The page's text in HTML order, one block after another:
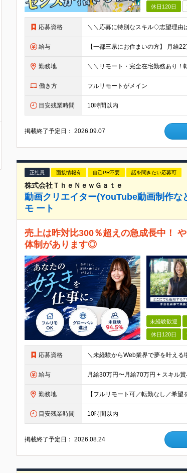
休日120日
応募資格
給与
勤務地
働き方 フルリモートがメイン
目安残業時間 10時間以内
掲載終了予定日：2026.09.07
正社員 面接情報有 自己PR不要 話を聞きたい応募可
株式会社ＴｈｅＮｅｗＧａｔｅ
動画クリエイター(YouTube動画制作な
モ ート
売上は昨対比300％超えの急成長中！
体制があります◎
未経験歓迎
休日120日
応募資格
給与
勤務地
目安残業時間 10時間以内
掲載終了予定日：2026.08.24